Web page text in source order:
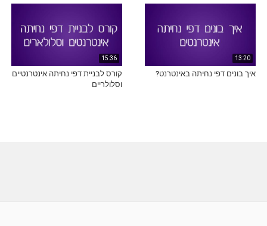
13:20
איך בונים דפי נחיתה באינטרנט?
15:36
קורס לבניית דפי נחיתה אינטרנטיים
וסלולריים